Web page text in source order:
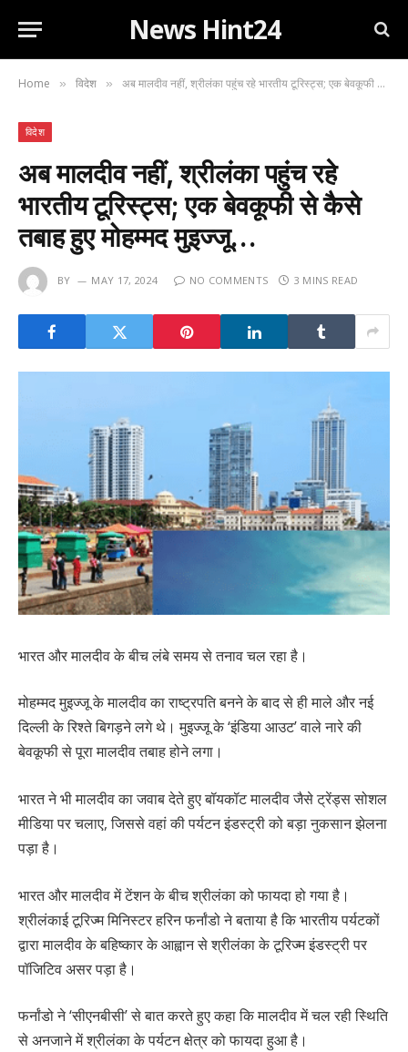
News Hint24
Home » विदेश » अब मालदीव नहीं, श्रीलंका पहुंच रहे भारतीय टूरिस्ट्स; एक बेवकूफी से कैसे तबाह हुए मोहम्मद मुइज्जू…
विदेश
अब मालदीव नहीं, श्रीलंका पहुंच रहे
भारतीय टूरिस्ट्स; एक बेवकूफी से कैसे
तबाह हुए मोहम्मद मुइज्जू…
BY MAY 17, 2024 NO COMMENTS 3 MINS READ
भारत और मालदीव के बीच लंबे समय से तनाव चल रहा है।
मोहम्मद मुइज्जू के मालदीव का राष्ट्रपति बनने के बाद से ही माले और नई
दिल्ली के रिश्ते बिगड़ने लगे थे। मुइज्जू के ‘इंडिया आउट’ वाले नारे की
बेवकूफी से पूरा मालदीव तबाह होने लगा।
भारत ने भी मालदीव का जवाब देते हुए बॉयकॉट मालदीव जैसे ट्रेंड्स सोशल
मीडिया पर चलाए, जिससे वहां की पर्यटन इंडस्ट्री को बड़ा नुकसान झेलना
पड़ा है।
भारत और मालदीव में टेंशन के बीच श्रीलंका को फायदा हो गया है।
श्रीलंकाई टूरिज्म मिनिस्टर हरिन फर्नांडो ने बताया है कि भारतीय पर्यटकों
द्वारा मालदीव के बहिष्कार के आह्वान से श्रीलंका के टूरिज्म इंडस्ट्री पर
पॉजिटिव असर पड़ा है।
फर्नांडो ने ‘सीएनबीसी’ से बात करते हुए कहा कि मालदीव में चल रही स्थिति
से अनजाने में श्रीलंका के पर्यटन क्षेत्र को फायदा हुआ है।